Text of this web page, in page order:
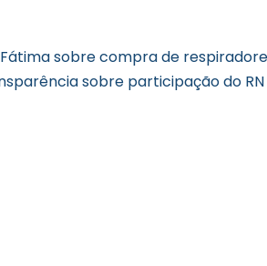
sobre compra de
sobre participação do